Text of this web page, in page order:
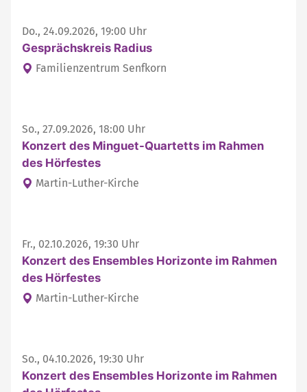
Do., 24.09.2026, 19:00 Uhr
Gesprächskreis Radius
Familienzentrum Senfkorn
So., 27.09.2026, 18:00 Uhr
Konzert des Minguet-Quartetts im Rahmen
des Hörfestes
Martin-Luther-Kirche
Fr., 02.10.2026, 19:30 Uhr
Konzert des Ensembles Horizonte im Rahmen
des Hörfestes
Martin-Luther-Kirche
So., 04.10.2026, 19:30 Uhr
Konzert des Ensembles Horizonte im Rahmen